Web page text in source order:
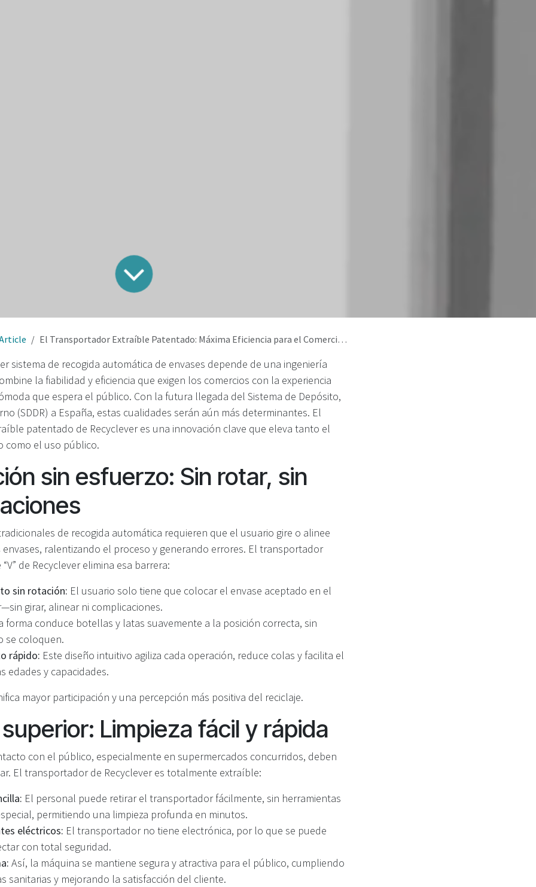
El Transportador Extraíble Patentado: Máxima Eficiencia para el Comercio y Facilidad para el Usuario
sistema de recogida automática de envases depende de una ingeniería
la fiabilidad y eficiencia que exigen los comercios con la experiencia
que espera el público. Con la futura llegada del Sistema de Depósito,
(SDDR) a España, estas cualidades serán aún más determinantes. El
patentado de Recyclever es una innovación clave que eleva tanto el
como el uso público.
sin esfuerzo: Sin rotar, sin
de recogida automática requieren que el usuario gire o alinee
ralentizando el proceso y generando errores. El transportador
de Recyclever elimina esa barrera:
sin rotación: El usuario solo tiene que colocar el envase aceptado en el
girar, alinear ni complicaciones.
forma conduce botellas y latas suavemente a la posición correcta, sin
se coloquen.
rápido: Este diseño intuitivo agiliza cada operación, reduce colas y facilita el
edades y capacidades.
mayor participación y una percepción más positiva del reciclaje.
Limpieza fácil y rápida
con el público, especialmente en supermercados concurridos, deben
El transportador de Recyclever es totalmente extraíble:
El personal puede retirar el transportador fácilmente, sin herramientas
permitiendo una limpieza profunda en minutos.
eléctricos: El transportador no tiene electrónica, por lo que se puede
con total seguridad.
Así, la máquina se mantiene segura y atractiva para el público, cumpliendo
sanitarias y mejorando la satisfacción del cliente.